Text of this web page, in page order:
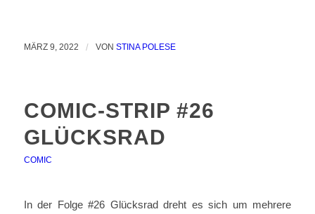
MÄRZ 9, 2022 / VON STINA POLESE
COMIC-STRIP #26
GLÜCKSRAD
COMIC
In der Folge #26 Glücksrad dreht es sich um mehrere